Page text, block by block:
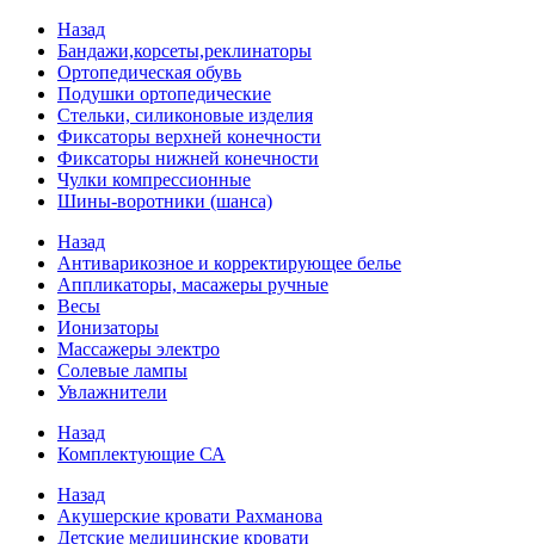
Назад
Бандажи,корсеты,реклинаторы
Ортопедическая обувь
Подушки ортопедические
Стельки, силиконовые изделия
Фиксаторы верхней конечности
Фиксаторы нижней конечности
Чулки компрессионные
Шины-воротники (шанса)
Назад
Антиварикозное и корректирующее белье
Аппликаторы, масажеры ручные
Весы
Ионизаторы
Массажеры электро
Солевые лампы
Увлажнители
Назад
Комплектующие СА
Назад
Акушерские кровати Рахманова
Детские медицинские кровати